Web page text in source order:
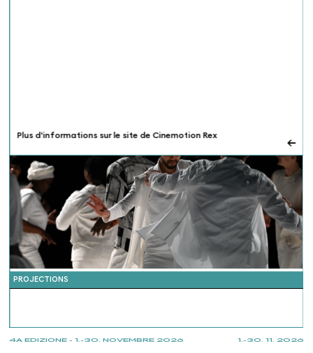
1.-30. 11. 2026
4A EDIZIONE - 1.-30. NOVEMBRE 2026
Plus d'informations sur le site de Cinemotion Rex
←
PROJECTIONS